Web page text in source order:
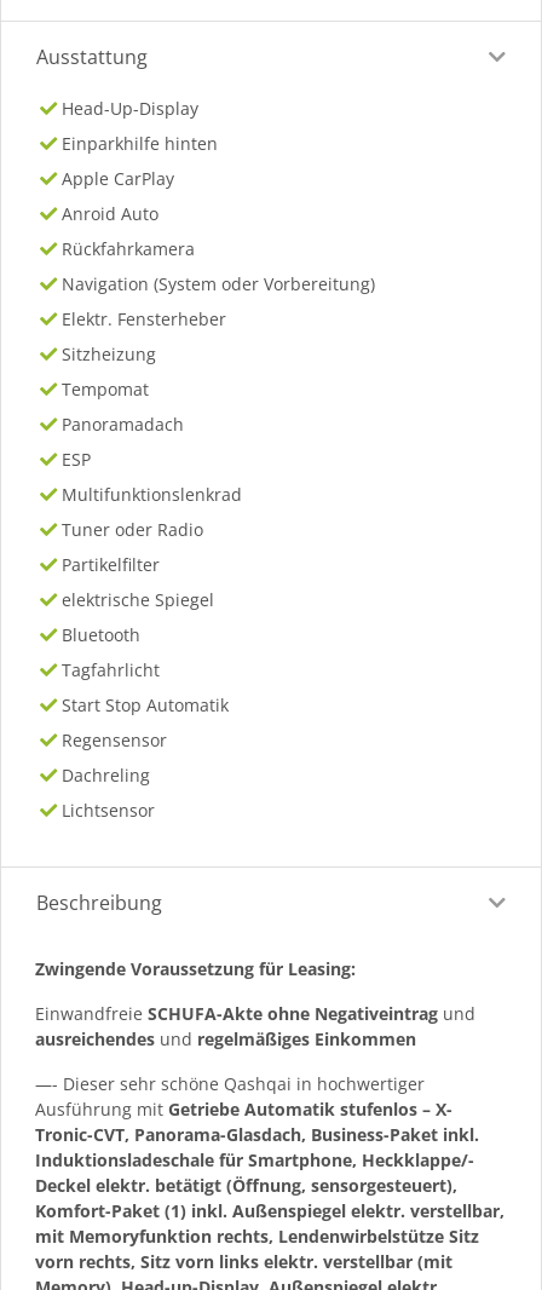
Ausstattung
Head-Up-Display
Einparkhilfe hinten
Apple CarPlay
Anroid Auto
Rückfahrkamera
Navigation (System oder Vorbereitung)
Elektr. Fensterheber
Sitzheizung
Tempomat
Panoramadach
ESP
Multifunktionslenkrad
Tuner oder Radio
Partikelfilter
elektrische Spiegel
Bluetooth
Tagfahrlicht
Start Stop Automatik
Regensensor
Dachreling
Lichtsensor
Beschreibung
Zwingende Voraussetzung für Leasing:
Einwandfreie SCHUFA-Akte ohne Negativeintrag und
ausreichendes und regelmäßiges Einkommen
—- Dieser sehr schöne Qashqai in hochwertiger
Ausführung mit Getriebe Automatik stufenlos – X-
Tronic-CVT, Panorama-Glasdach, Business-Paket inkl.
Induktionsladeschale für Smartphone, Heckklappe/-
Deckel elektr. betätigt (Öffnung, sensorgesteuert),
Komfort-Paket (1) inkl. Außenspiegel elektr. verstellbar,
mit Memoryfunktion rechts, Lendenwirbelstütze Sitz
vorn rechts, Sitz vorn links elektr. verstellbar (mit